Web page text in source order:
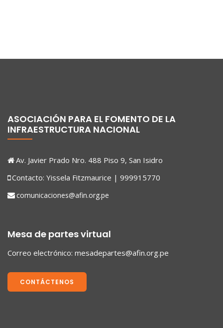
ASOCIACIÓN PARA EL FOMENTO DE LA
INFRAESTRUCTURA NACIONAL
Av. Javier Prado Nro. 488 Piso 9, San Isidro
Contacto: Yissela Fitzmaurice | 999915770
comunicaciones@afin.org.pe
Mesa de partes virtual
Correo electrónico: mesadepartes@afin.org.pe
CONTÁCTENOS